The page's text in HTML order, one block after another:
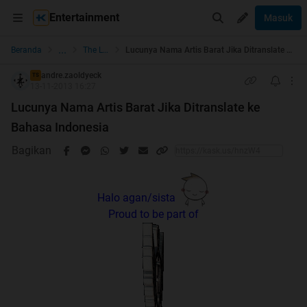
Entertainment Masuk
Beranda ... The Lounge
TS andre.zaoldyeck
Lucunya Nama Artis Barat Jika Ditranslate ke
Bahasa Indonesia
Bagikan
Halo agan/sista
Proud to be part of